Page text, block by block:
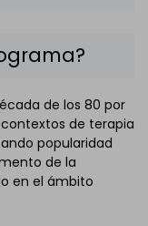
de los 80 por
de terapia
popularidad
de la
en el ámbito